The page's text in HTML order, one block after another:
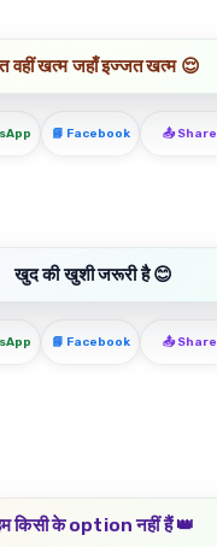
वहीं खत्म जहाँ इज्जत खत्म 😌
📘 Facebook 📤 Share
खुद की खुशी जरूरी है 😊
📘 Facebook 📤 Share
किसी के option नहीं हैं 👑